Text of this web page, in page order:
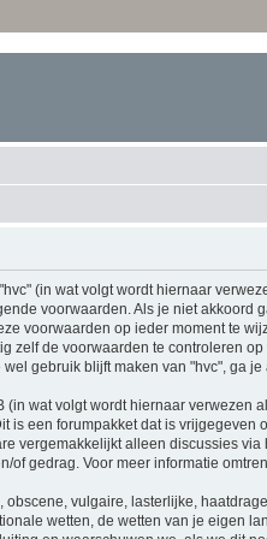
(in wat volgt wordt hiernaar
voorwaarden. Als je niet akkoord
voorwaarden op ieder moment te
zelf de voorwaarden te controleren
gebruik blijft maken van "hvc", ga
(in wat volgt wordt hiernaar verwezen
is een forumpakket dat is vrijgegeven
vergemakkelijkt alleen discussies
of gedrag. Voor meer informatie
obscene, vulgaire, lasterlijke,
wetten, de wetten van je eigen